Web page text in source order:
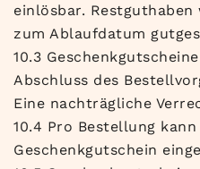
einlösbar.
zum Ablaufdatum
10.3
Abschluss des
Eine nachträgliche
10.4 Pro Bestellung
Geschenkgutschein